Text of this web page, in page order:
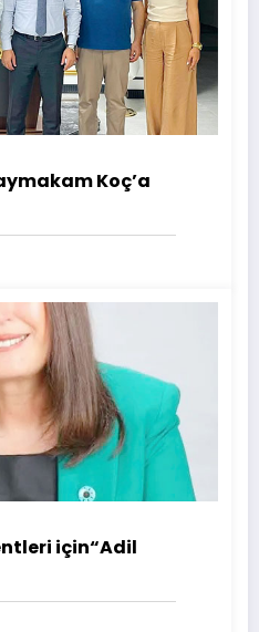
Koç’a
için“Adil